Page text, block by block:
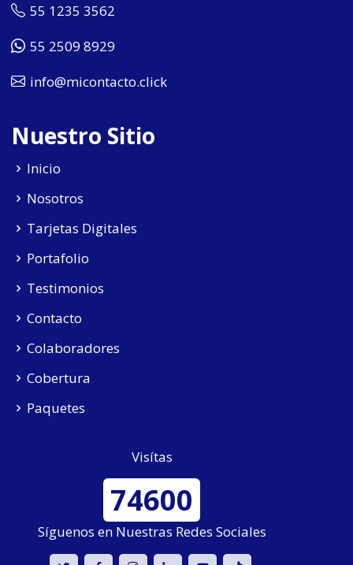
55 1235 3562
55 2509 8929
info@micontacto.click
Nuestro Sitio
Inicio
Nosotros
Tarjetas Digitales
Portafolio
Testimonios
Contacto
Colaboradores
Cobertura
Paquetes
Visítas
74600
Síguenos en Nuestras Redes Sociales